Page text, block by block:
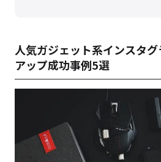
人気ガジェット系インスタ
アップ成功事例5選